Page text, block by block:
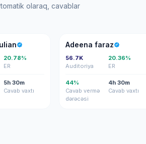
olaraq, cavablar
20.78%
ER
5h 30m
Cavab vaxtı
AF
Adeena faraz
56.7K
Auditoriya
20.36%
ER
44%
Cavab vermə
dərəcəsi
4h 30m
Cavab vaxtı